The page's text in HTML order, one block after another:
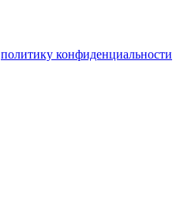
политику конфиденциальности